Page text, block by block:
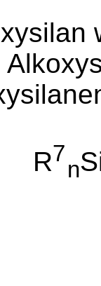
7
n